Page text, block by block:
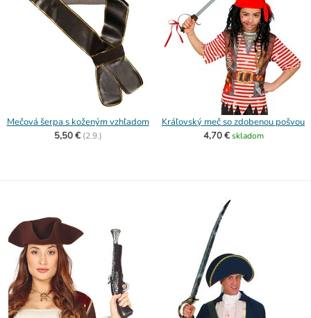
Mečová šerpa s koženým vzhľadom
5,50 € (2.9.)
Kráľovský meč so zdobenou pošvou
4,70 € skladom